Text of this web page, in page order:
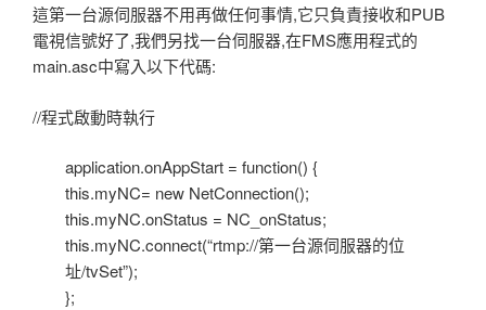
這第一台源伺服器不用再做任何事情,它只負責接收和PUB
電視信號好了,我們另找一台伺服器,在FMS應用程式的
main.asc中寫入以下代碼:
//程式啟動時執行
application.onAppStart = function() {
this.myNC= new NetConnection();
this.myNC.onStatus = NC_onStatus;
this.myNC.connect(“rtmp://第一台源伺服器的位
址/tvSet”);
};